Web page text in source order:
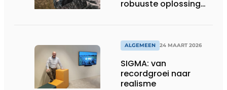
robuuste oplossing
ALGEMEEN 24 MAART 2026
SIGMA: van
recordgroei naar
realisme